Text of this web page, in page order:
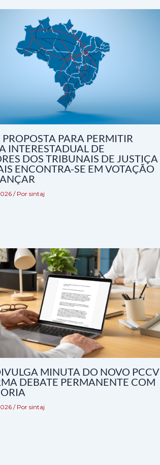
PARA PERMITIR
INTERESTADUAL DE
DOS TRIBUNAIS DE JUSTIÇA
ENCONTRA-SE EM VOTAÇÃO
/ Por sintaj
MINUTA DO NOVO PCCV
DEBATE PERMANENTE COM
/ Por sintaj